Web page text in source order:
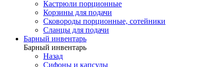
Кастрюли порционные
Корзины для подачи
Сковороды порционные, сотейники
Сланцы для подачи
Барный инвентарь
Барный инвентарь
Назад
Сифоны и капсулы